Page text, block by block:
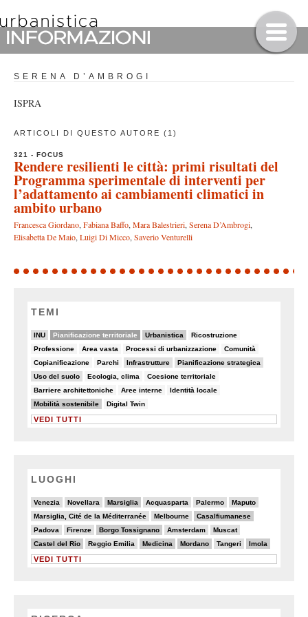
SERENA D’AMBROGI
ISPRA
ARTICOLI DI QUESTO AUTORE (1)
321 - FOCUS
Rendere resilienti le città: primi risultati del
Programma sperimentale di interventi per
l’adattamento ai cambiamenti climatici in
ambito urbano
Francesca Giordano, Fabiana Baffo, Mara Balestrieri, Serena D’Ambrogi,
Elisabetta De Maio, Luigi Di Micco, Saverio Venturelli
TEMI
INU
22/82 Pianificazione territoriale
44/82 Urbanistica
26/82 Ricostruzione
6/82
Professione
5/82 Area vasta
6/82 Processi di urbanizzazione
8/82 Comunità
6/82
Copianificazione
5/82 Parchi
6/82 Infrastrutture
15/82 Pianificazione strategica
11/82
Uso del suolo
9/82 Ecologia, clima
6/82 Coesione territoriale
8/82
Barriere architettoniche
7/82 Aree interne
8/82 Identità locale
7/82
Mobilità sostenibile
25/82 Digital Twin
5/82
VEDI TUTTI
LUOGHI
Venezia
4/20 Novellara
4/20 Marsiglia
6/20 Acquasparta
3/20 Palermo
2/20 Maputo
4/20
Marsiglia, Cité de la Méditerranée
2/20 Melbourne
5/20 Casalfiumanese
6/20
Padova
2/20 Firenze
2/20 Borgo Tossignano
6/20 Amsterdam
3/20 Muscat
3/20
Castel del Rio
6/20 Reggio Emilia
2/20 Medicina
6/20 Mordano
6/20 Tangeri
2/20 Imola
6/20
VEDI TUTTI